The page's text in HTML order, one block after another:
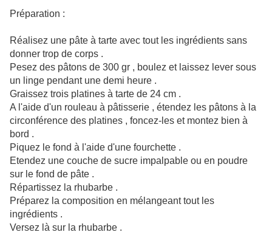
Préparation :
Réalisez une pâte à tarte avec tout les ingrédients sans
donner trop de corps .
Pesez des pâtons de 300 gr , boulez et laissez lever sous
un linge pendant une demi heure .
Graissez trois platines à tarte de 24 cm .
A l'aide d'un rouleau à pâtisserie , étendez les pâtons à la
circonférence des platines , foncez-les et montez bien à
bord .
Piquez le fond à l'aide d'une fourchette .
Etendez une couche de sucre impalpable ou en poudre
sur le fond de pâte .
Répartissez la rhubarbe .
Préparez la composition en mélangeant tout les
ingrédients .
Versez là sur la rhubarbe .